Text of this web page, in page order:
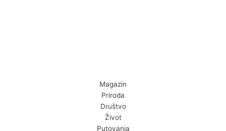
Magazin
Priroda
Društvo
Život
Putovanja